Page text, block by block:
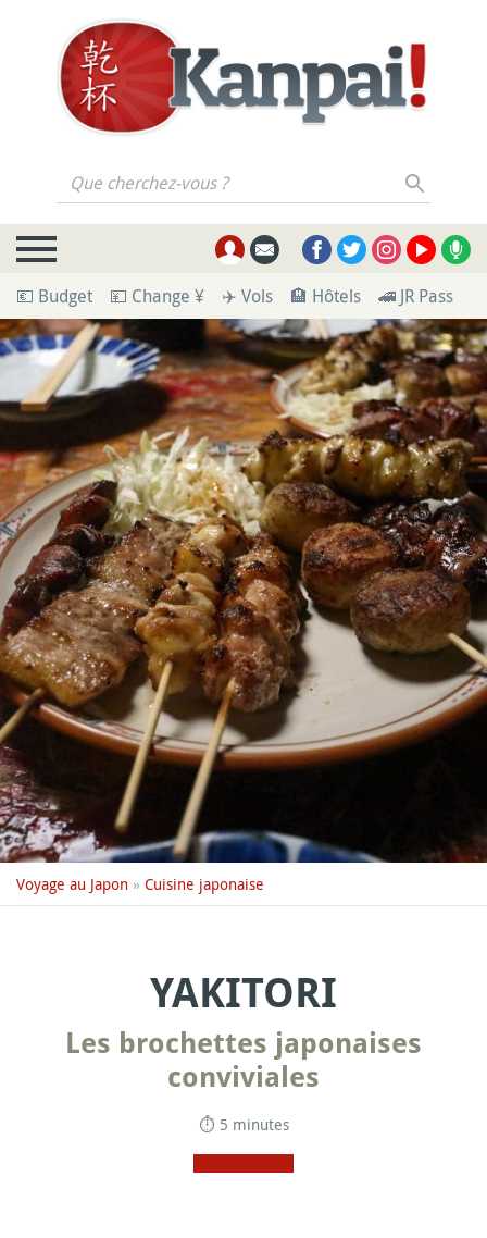
Que cherchez-vous ?
💶 Budget 💴 Change ¥ ✈️ Vols 🏨 Hôtels 🚄 JR Pass
Voyage au Japon » Cuisine japonaise
YAKITORI
Les brochettes japonaises
conviviales
⏱ 5 minutes